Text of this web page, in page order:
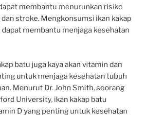
membantu menurunkan risiko
stroke. Mengkonsumsi ikan kakap
membantu menjaga kesehatan
batu juga kaya akan vitamin dan
untuk menjaga kesehatan tubuh
Menurut Dr. John Smith, seorang
University, ikan kakap batu
D yang penting untuk kesehatan